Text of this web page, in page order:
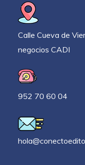
Calle Cueva de
negocios CADI
952 70 60 04